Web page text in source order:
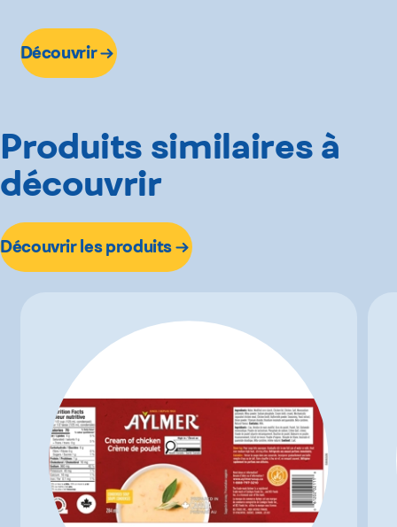
Découvrir
Produits similaires à
découvrir
Découvrir les produits